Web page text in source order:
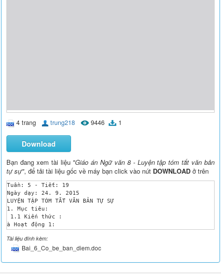
4 trang trung218 9446 1
Download
Bạn đang xem tài liệu "Giáo án Ngữ văn 8 - Luyện tập tóm tắt văn bản
tự sự", để tải tài liệu gốc về máy bạn click vào nút DOWNLOAD ở trên
Tuần: 5 - Tiết: 19
Ngày dạy: 24. 9. 2015
LUYỆN TẬP TÓM TẮT VĂN BẢN TỰ SỰ
1. Mục tiêu:
1.1 Kiến thức :
à Hoạt động 1:
- HS biết: Biết vận dụng kiến thức đã học ở tiết 18 vào việc
- HS hiểu:- Cách tóm tắt nội dung văn bản tự sự một cách ngắn
1.2 Kĩ năng:
+Tóm tắt văn bản tự sự phù hợp với yêu cầu sử dụng.
- HS thực hiện thành thạo:+ Đọc - hiểu, nắm bắt được toàn bộ
Tài liệu đính kèm:
Bai_6_Co_be_ban_diem.doc